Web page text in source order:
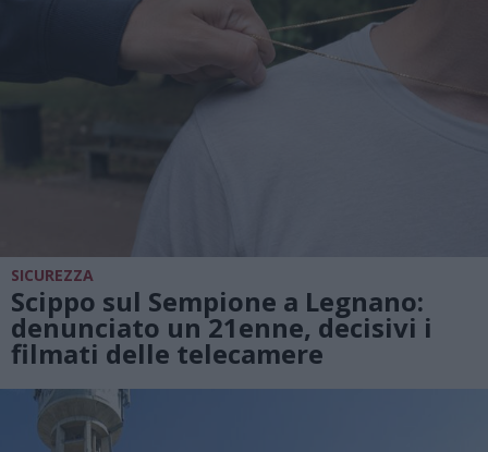
SICUREZZA
Scippo sul Sempione a Legnano:
denunciato un 21enne, decisivi i
filmati delle telecamere